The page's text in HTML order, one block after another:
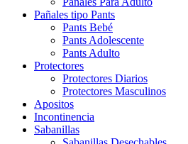
Pañales tipo Pants
Pants Bebé
Pants Adolescente
Pants Adulto
Protectores
Protectores Diarios
Protectores Masculinos
Apositos
Incontinencia
Sabanillas